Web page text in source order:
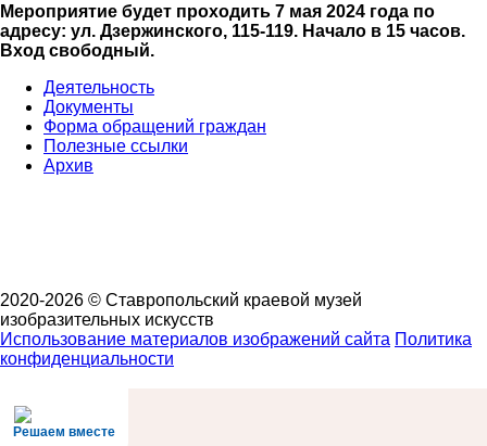
Мероприятие будет проходить 7 мая 2024 года по
адресу: ул. Дзержинского, 115-119. Начало в 15 часов.
Вход свободный.
Деятельность
Документы
Форма обращений граждан
Полезные ссылки
Архив
2020-2026 © Ставропольский краевой музей
изобразительных искусств
Использование материалов изображений сайта Политика
конфиденциальности
Решаем вместе